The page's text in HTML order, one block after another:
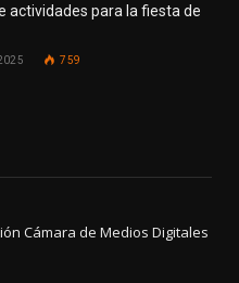
actividades para la fiesta de
759
Cámara de Medios Digitales